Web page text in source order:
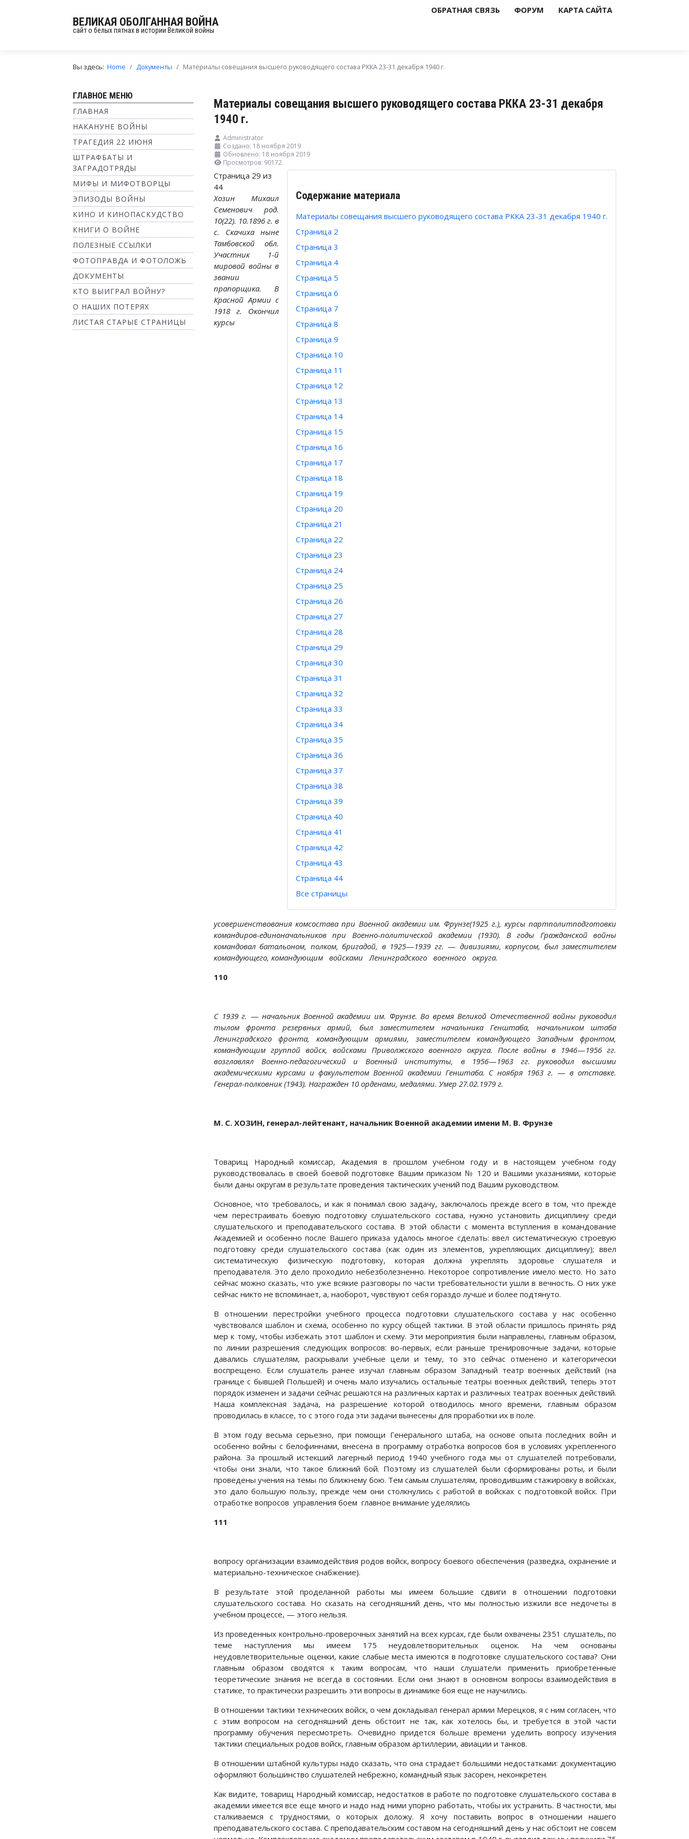
ВЕЛИКАЯ ОБОЛГАННАЯ ВОЙНА
сайт о белых пятнах в истории Великой войны
ОБРАТНАЯ СВЯЗЬ ФОРУМ КАРТА САЙТА
Вы здесь: Home Документы Материалы совещания высшего руководящего состава РККА 23-31 декабря 1940 г.
ГЛАВНОЕ МЕНЮ
ГЛАВНАЯ
НАКАНУНЕ ВОЙНЫ
ТРАГЕДИЯ 22 ИЮНЯ
ШТРАФБАТЫ И
ЗАГРАДОТРЯДЫ
МИФЫ И МИФОТВОРЦЫ
ЭПИЗОДЫ ВОЙНЫ
КИНО И КИНОПАСКУДСТВО
КНИГИ О ВОЙНЕ
ПОЛЕЗНЫЕ ССЫЛКИ
ФОТОПРАВДА И ФОТОЛОЖЬ
ДОКУМЕНТЫ
КТО ВЫИГРАЛ ВОЙНУ?
О НАШИХ ПОТЕРЯХ
ЛИСТАЯ СТАРЫЕ СТРАНИЦЫ
Материалы совещания высшего руководящего состава РККА 23-31 декабря
1940 г.
Administrator
Создано: 18 ноября 2019
Обновлено: 18 ноября 2019
Просмотров: 90172
Содержание материала
Материалы совещания высшего руководящего состава РККА 23-31 декабря 1940 г.
Страница 2
Страница 3
Страница 4
Страница 5
Страница 6
Страница 7
Страница 8
Страница 9
Страница 10
Страница 11
Страница 12
Страница 13
Страница 14
Страница 15
Страница 16
Страница 17
Страница 18
Страница 19
Страница 20
Страница 21
Страница 22
Страница 23
Страница 24
Страница 25
Страница 26
Страница 27
Страница 28
Страница 29
Страница 30
Страница 31
Страница 32
Страница 33
Страница 34
Страница 35
Страница 36
Страница 37
Страница 38
Страница 39
Страница 40
Страница 41
Страница 42
Страница 43
Страница 44
Все страницы
Страница 29 из
44
Хозин Михаил
Семенович род.
10(22). 10.1896 г. в
с. Скачиха ныне
Тамбовской обл.
Участник 1-й
мировой войны в
звании
прапорщика. В
Красной Армии с
1918 г. Окончил
курсы
усовершенствования комсостава при Военной ака­демии им. Фрунзе(1925 г.), курсы партполитподготовки
командиров-единоначальников при Военно-политической академии (1930). В годы Гражданской войны
командовал батальоном, полком, бригадой, в 1925—1939 гг. — дивизи­ями, корпусом, был заместителем
командующего, коман­дующим войсками Ленинградского военного округа.
110
С 1939 г. —начальник Военной академии им. Фрунзе. Во время Великой Отечественной войны руководил
тыломфронта резервных армий, был заместителем начальника Генштаба, начальником штаба
Ленинградского фронта, командующим армиями, заместителем командующего Западным фронтом,
командующим группой войск, вой­сками Приволжского военного округа. После войны в 1946—1956 гг.
возглавлял Военно-педагогический и Воен­ный институты, в 1956—1963 гг. руководил высшими
академическими курсами и факультетом Военной акаде­мии Генштаба. С ноября 1963 г. —в отставке.
Генерал-полковник (1943). Награжден 10 орденами, медалями. Умер 27.02.1979 г.
М. С. ХОЗИН, генерал-лейтенант, начальник Военной академии имени М. В. Фрунзе
Товарищ Народный комиссар, Академия в прошлом учебном году и в настоящем учебном году
руководствовалась в своей боевой подготовке Вашим приказом № 120 и Вашими указаниями, которые
были даны округам в ре­зультате проведения тактических учений под Вашим руководством.
Основное, что требовалось, и как я понимал свою задачу, заключалось прежде всего в том, что прежде
чем перестраивать боевую подготовку слуша­тельского состава, нужно установить дисциплину среди
слушательского и пре­подавательского состава. В этой области с момента вступления в командование
Академией и особенно после Вашего приказа удалось многое сделать: ввел систематическую строевую
подготовку среди слушательского состава (как один из элементов, укрепляющих дисциплину); ввел
систематическую физическую подготовку, которая должна укреплять здоровье слушателя и
преподавателя. Это дело проходило небезболезненно. Некоторое сопротивление имело место. Но зато
сейчас можно сказать, что уже всякие разговоры по части требова­тельности ушли в вечность. О них уже
сейчас никто не вспоминает, а, наоборот, чувствуют себя гораздо лучше и более подтянуто.
В отношении перестройки учебного процесса подготовки слушательского состава у нас особенно
чувствовался шаблон и схема, особенно по курсу общей тактики. В этой области пришлось принять ряд
мер к тому, чтобы избежать этот шаблон и схему. Эти мероприятия были направлены, главным образом,
по линии разрешения следующих вопросов: во-первых, если раньше трениро­вочные задачи, которые
давались слушателям, раскрывали учебные цели и тему, то это сейчас отменено и категорически
воспрещено. Если слушатель ранее изучал главным образом Западный театр военных действий (на
границе с бывшей Польшей) и очень мало изучались остальные театры военных дей­ствий, теперь этот
порядок изменен и задачи сейчас решаются на различных картах и различных театрах военных действий.
Наша комплексная задача, на разрешение которой отводилось много времени, главным образом
проводилась в классе, то с этого года эти задачи вынесены для проработки их в поле.
В этом году весьма серьезно, при помощи Генерального штаба, на основе опыта последних войн и
особенно войны с белофиннами, внесена в программу отработка вопросов боя в условиях укрепленного
района. За прошлый истекший лагерный период 1940 учебного года мы от слушателей потребовали,
чтобы они знали, что такое ближний бой. Поэтому из слушателей были сформированы роты, и были
проведены учения на темы по ближнему бою. Тем самым слушателям, проводившим стажировку в войсках,
это дало большую пользу, прежде чем они столкнулись с работой в войсках с подготовкой войск. При
отработке вопросов управления боем главное внимание уделялись
111
вопросу организации взаимодействия родов войск, вопросу боевого обеспечения (разведка, охранение и
материально-техническое снабжение).
В результате этой проделанной работы мы имеем большие сдвиги в отно­шении подготовки
слушательского состава. Но сказать на сегодняшний день, что мы полностью изжили все недочеты в
учебном процессе, — этого нельзя.
Из проведенных контрольно-проверочных занятий на всех курсах, где были охвачены 2351 слушатель, по
теме наступления мы имеем 175 неудовлетво­рительных оценок. На чем основаны
неудовлетворительные оценки, какие слабые места имеются в подготовке слушательского состава? Они
главным образом сводятся к таким вопросам, что наши слушатели применить приоб­ретенные
теоретические знания не всегда в состоянии. Если они знают в основном вопросы взаимодействия в
статике, то практически разрешить эти вопросы в динамике боя еще не научились.
В отношении тактики технических войск, о чем докладывал генерал армии Мерецков, я с ним согласен, что
с этим вопросом на сегодняшний день обстоит не так, как хотелось бы, и требуется в этой части
программу обучения пересмотреть. Очевидно придется больше времени уделить вопросу изучения
тактики специальных родов войск, главным образом артиллерии, авиации и танков.
В отношении штабной культуры надо сказать, что она страдает большими недостатками: документацию
оформляют большинство слушателей небрежно, командный язык засорен, неконкретен.
Как видите, товарищ Народный комиссар, недостатков в работе по подго­товке слушательского состава в
академии имеется все еще много и надо над ними упорно работать, чтобы их устранить. В частности, мы
сталкиваемся с трудностями, о которых доложу. Я хочу поставить вопрос в отношении нашего
преподавательского состава. С преподавательским составом на сегодняшний день у нас обстоит не совсем